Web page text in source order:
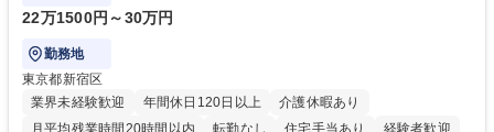
22万1500円～30万円
勤務地
東京都新宿区
業界未経験歓迎
年間休日120日以上
介護休暇あり
月平均残業時間20時間以内
転勤なし 住宅手当あり
経験者歓迎